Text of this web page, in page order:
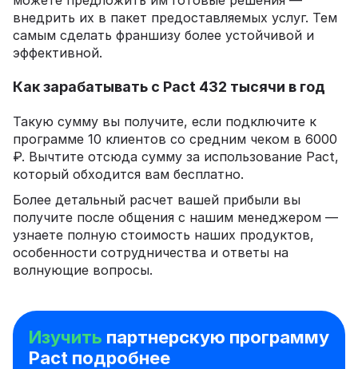
внедрить их в пакет предоставляемых услуг. Тем
самым сделать франшизу более устойчивой и
эффективной.
Как зарабатывать с Pact 432 тысячи в год
Такую сумму вы получите, если подключите к
программе 10 клиентов со средним чеком в 6000
₽. Вычтите отсюда сумму за использование Pact,
который обходится вам бесплатно.
Более детальный расчет вашей прибыли вы
получите после общения с нашим менеджером —
узнаете полную стоимость наших продуктов,
особенности сотрудничества и ответы на
волнующие вопросы.
Изучить партнерскую программу
Pact подробнее